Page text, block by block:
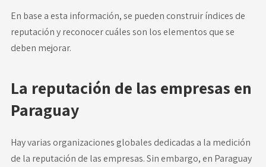
En base a esta información, se pueden construir índices de
reputación y reconocer cuáles son los elementos que se
deben mejorar.
La reputación de las empresas en
Paraguay
Hay varias organizaciones globales dedicadas a la medición
de la reputación de las empresas. Sin embargo, en Paraguay